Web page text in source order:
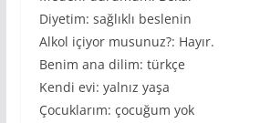
Diyetim: sağlıklı beslenin
Alkol içiyor musunuz?: Hayır.
Benim ana dilim: türkçe
Kendi evi: yalnız yaşa
Çocuklarım: çocuğum yok